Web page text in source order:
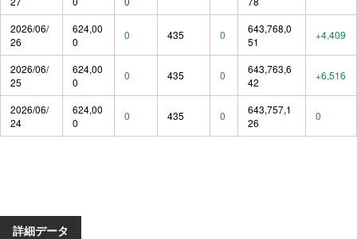
2026/06/
26
624,00
0
0 435 0
643,768,0
51
+4,409
2026/06/
25
624,00
0
0 435 0
643,763,6
42
+6,516
2026/06/
24
624,00
0
0 435 0
643,757,1
26
0
詳細データ